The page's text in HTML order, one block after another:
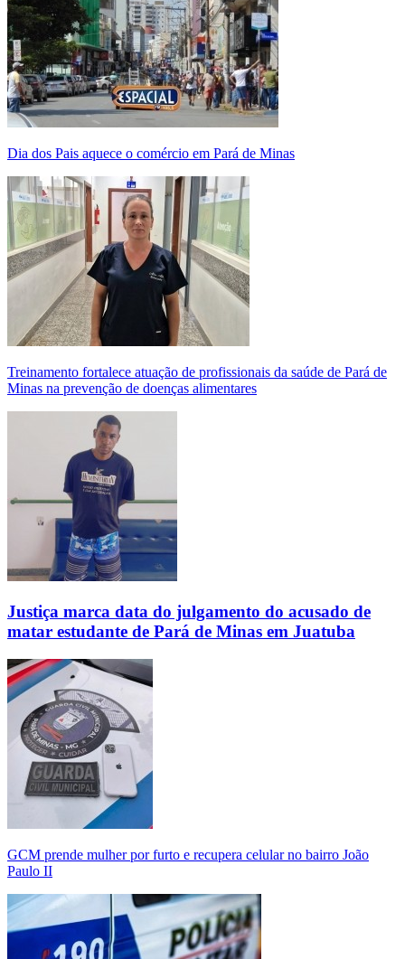
Dia dos Pais aquece o comércio em Pará de Minas
Treinamento fortalece atuação de profissionais da saúde de Pará de
Minas na prevenção de doenças alimentares
Justiça marca data do julgamento do acusado de
matar estudante de Pará de Minas em Juatuba
GCM prende mulher por furto e recupera celular no bairro João
Paulo II